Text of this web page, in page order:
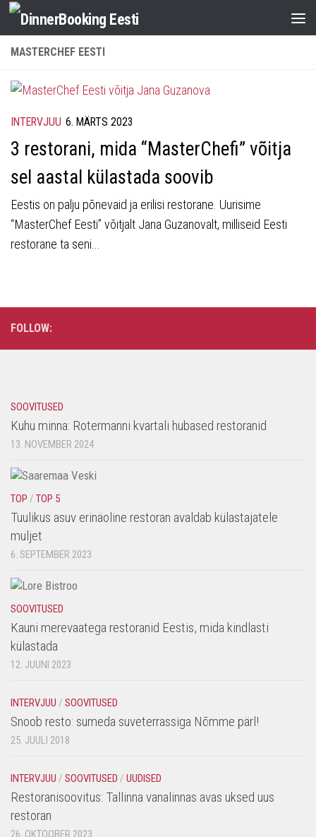
MASTERCHEF EESTI
INTERVJUU 6. MÄRTS 2023
3 restorani, mida “MasterChefi” võitja
sel aastal külastada soovib
Eestis on palju põnevaid ja erilisi restorane. Uurisime
“MasterChef Eesti” võitjalt Jana Guzanovalt, milliseid Eesti
restorane ta seni...
FOLLOW:
SOOVITUSED
Kuhu minna: Rotermanni kvartali hubased restoranid
13. NOVEMBER 2024
TOP / TOP 5
Tuulikus asuv erinäoline restoran avaldab külastajatele
muljet
6. SEPTEMBER 2023
SOOVITUSED
Kauni merevaatega restoranid Eestis, mida kindlasti
külastada
12. JUUNI 2023
INTERVJUU / SOOVITUSED
Snoob resto: sumeda suveterrassiga Nõmme pärl!
25. JUULI 2018
INTERVJUU / SOOVITUSED / UUDISED
Restoranisoovitus: Tallinna vanalinnas avas uksed uus
restoran
26. OKTOOBER 2023